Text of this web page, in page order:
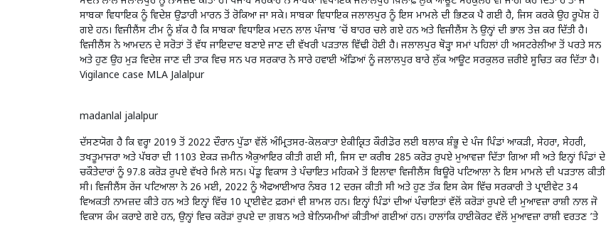
ਸਾਬਕਾ ਵਿਧਾਇਕ ਨੂੰ ਵਿਦੇਸ਼ ਉਡਾਰੀ ਮਾਰਨ ਤੋਂ ਰੋਕਿਆ ਜਾ ਸਕੇ। ਸਾਬਕਾ ਵਿਧਾਇਕ ਜਲਾਲਪੁਰ ਨੂੰ ਇਸ ਮਾਮਲੇ ਦੀ ਭਿਣਕ ਪੈ ਗਈ ਹੈ, ਜਿਸ ਕਰਕੇ ਉਹ ਰੂਪੋਸ਼ ਹੋ
ਗਏ ਹਨ। ਵਿਜੀਲੈਂਸ ਟੀਮ ਨੂੰ ਸ਼ੱਕ ਹੈ ਕਿ ਸਾਬਕਾ ਵਿਧਾਇਕ ਮਦਨ ਲਾਲ ਪੰਜਾਬ ’ਚੋਂ ਬਾਹਰ ਚਲੇ ਗਏ ਹਨ ਅਤੇ ਵਿਜੀਲੈਂਸ ਨੇ ਉਨ੍ਹਾਂ ਦੀ ਭਾਲ ਤੇਜ਼ ਕਰ ਦਿੱਤੀ ਹੈ।
ਵਿਜੀਲੈਂਸ ਨੇ ਆਮਦਨ ਦੇ ਸਰੋਤਾਂ ਤੋਂ ਵੱਧ ਜਾਇਦਾਦ ਬਣਾਏ ਜਾਣ ਦੀ ਵੱਖਰੀ ਪੜਤਾਲ ਵਿੱਢੀ ਹੋਈ ਹੈ। ਜਲਾਲਪੁਰ ਥੋੜ੍ਹਾ ਸਮਾਂ ਪਹਿਲਾਂ ਹੀ ਅਸਟਰੇਲੀਆ ਤੋਂ ਪਰਤੇ ਸਨ
ਅਤੇ ਹੁਣ ਉਹ ਮੁੜ ਵਿਦੇਸ਼ ਜਾਣ ਦੀ ਤਾਕ ਵਿਚ ਸਨ ਪਰ ਸਰਕਾਰ ਨੇ ਸਾਰੇ ਹਵਾਈ ਅੱਡਿਆਂ ਨੂੰ ਜਲਾਲਪੁਰ ਬਾਰੇ ਲੁੱਕ ਆਊਟ ਸਰਕੁਲਰ ਜ਼ਰੀਏ ਸੂਚਿਤ ਕਰ ਦਿੱਤਾ ਹੈ।
Vigilance case MLA Jalalpur
madanlal jalalpur
ਦੱਸਣਯੋਗ ਹੈ ਕਿ ਵਰ੍ਹਾ 2019 ਤੋਂ 2022 ਦੌਰਾਨ ਪੁੱਡਾ ਵੱਲੋਂ ਅੰਮ੍ਰਿਤਸਰ-ਕੋਲਕਾਤਾ ਏਕੀਕ੍ਰਿਤ ਕੌਰੀਡੋਰ ਲਈ ਬਲਾਕ ਸ਼ੰਭੂ ਦੇ ਪੰਜ ਪਿੰਡਾਂ ਆਕੜੀ, ਸੇਹਰਾ, ਸੇਹਰੀ,
ਤਖਤੂਮਾਜਰਾ ਅਤੇ ਪੱਬਰਾ ਦੀ 1103 ਏਕੜ ਜ਼ਮੀਨ ਐਕੁਆਇਰ ਕੀਤੀ ਗਈ ਸੀ, ਜਿਸ ਦਾ ਕਰੀਬ 285 ਕਰੋੜ ਰੁਪਏ ਮੁਆਵਜ਼ਾ ਦਿੱਤਾ ਗਿਆ ਸੀ ਅਤੇ ਇਨ੍ਹਾਂ ਪਿੰਡਾਂ ਦੇ
ਚਕੌਤੇਦਾਰਾਂ ਨੂੰ 97.8 ਕਰੋੜ ਰੁਪਏ ਵੱਖਰੇ ਮਿਲੇ ਸਨ। ਪੇਂਡੂ ਵਿਕਾਸ ਤੇ ਪੰਚਾਇਤ ਮਹਿਕਮੇ ਤੋਂ ਇਲਾਵਾ ਵਿਜੀਲੈਂਸ ਬਿਊਰੋ ਪਟਿਆਲਾ ਨੇ ਇਸ ਮਾਮਲੇ ਦੀ ਪੜਤਾਲ ਕੀਤੀ
ਸੀ। ਵਿਜੀਲੈਂਸ ਰੇਂਜ ਪਟਿਆਲਾ ਨੇ 26 ਮਈ, 2022 ਨੂੰ ਐਫਆਈਆਰ ਨੰਬਰ 12 ਦਰਜ ਕੀਤੀ ਸੀ ਅਤੇ ਹੁਣ ਤੱਕ ਇਸ ਕੇਸ ਵਿੱਚ ਸਰਕਾਰੀ ਤੇ ਪ੍ਰਾਈਵੇਟ 34
ਵਿਅਕਤੀ ਨਾਮਜ਼ਦ ਕੀਤੇ ਹਨ ਅਤੇ ਇਨ੍ਹਾਂ ਵਿੱਚ 10 ਪ੍ਰਾਈਵੇਟ ਫ਼ਰਮਾਂ ਵੀ ਸ਼ਾਮਲ ਹਨ। ਇਨ੍ਹਾਂ ਪਿੰਡਾਂ ਦੀਆਂ ਪੰਚਾਇਤਾਂ ਵੱਲੋਂ ਕਰੋੜਾਂ ਰੁਪਏ ਦੀ ਮੁਆਵਜ਼ਾ ਰਾਸ਼ੀ ਨਾਲ ਜੋ
ਵਿਕਾਸ ਕੰਮ ਕਰਾਏ ਗਏ ਹਨ, ਉਨ੍ਹਾਂ ਵਿਚ ਕਰੋੜਾਂ ਰੁਪਏ ਦਾ ਗ਼ਬਨ ਅਤੇ ਬੇਨਿਯਮੀਆਂ ਕੀਤੀਆਂ ਗਈਆਂ ਹਨ। ਹਾਲਾਂਕਿ ਹਾਈਕੋਰਟ ਵੱਲੋਂ ਮੁਆਵਜ਼ਾ ਰਾਸ਼ੀ ਵਰਤਣ ’ਤੇ